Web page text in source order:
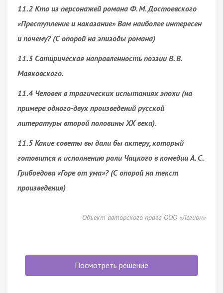
11.2 Кто из персонажей романа Ф. М. Достоевского
«Преступление и наказание» Вам наиболее интересен
и почему? (С опорой на эпизоды романа)
11.3 Сатирическая направленность поэзии В. В.
Маяковского.
11.4 Человек в трагических испытаниях эпохи (на
примере одного-двух произведений русской
литературы второй половины XX века).
11.5 Какие советы вы дали бы актеру, который
готовится к исполнению роли Чацкого в комедии А. С.
Грибоедова «Горе от ума»? (С опорой на текст
произведения)
Объект авторского права ООО «Легион»
Посмотреть решение